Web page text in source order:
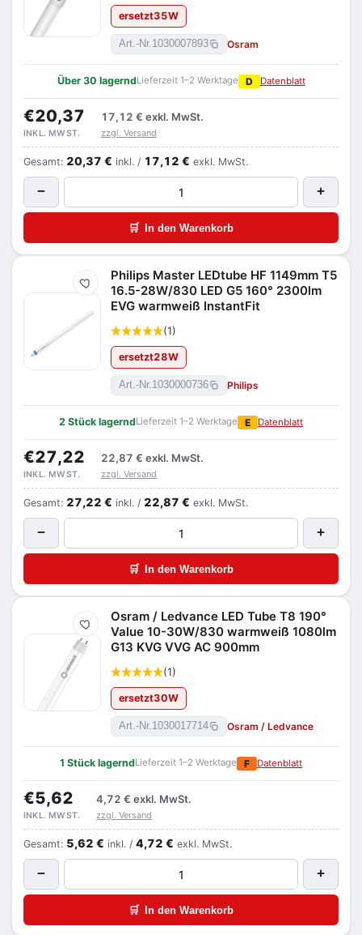
ersetzt35W
Art.-Nr.1030007893 Osram
Über 30 lagerndLieferzeit 1–2 Werktage D Datenblatt
€20,37 17,12 € exkl. MwSt.
INKL. MWST. zzgl. Versand
Gesamt: 20,37 € inkl. / 17,12 € exkl. MwSt.
− +
🛒 In den Warenkorb
Merken
Philips Master LEDtube HF 1149mm T5
16.5-28W/830 LED G5 160° 2300lm
EVG warmweiß InstantFit
(1)
ersetzt28W
Art.-Nr.1030000736 Philips
2 Stück lagerndLieferzeit 1–2 Werktage E Datenblatt
€27,22 22,87 € exkl. MwSt.
INKL. MWST. zzgl. Versand
Gesamt: 27,22 € inkl. / 22,87 € exkl. MwSt.
− +
🛒 In den Warenkorb
Merken
Osram / Ledvance LED Tube T8 190°
Value 10-30W/830 warmweiß 1080lm
G13 KVG VVG AC 900mm
(1)
ersetzt30W
Art.-Nr.1030017714 Osram / Ledvance
1 Stück lagerndLieferzeit 1–2 Werktage F Datenblatt
€5,62 4,72 € exkl. MwSt.
INKL. MWST. zzgl. Versand
Gesamt: 5,62 € inkl. / 4,72 € exkl. MwSt.
− +
🛒 In den Warenkorb